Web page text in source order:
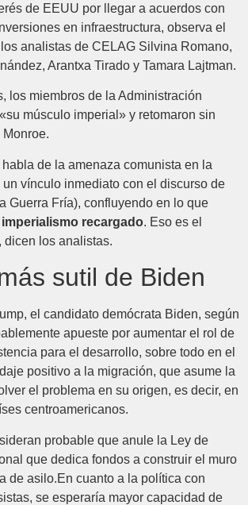
de EEUU por llegar a acuerdos con
en infraestructura, observa el
analistas de CELAG Silvina Romano,
Arantxa Tirado y Tamara Lajtman.
los miembros de la Administración
músculo imperial» y retomaron sin
de la amenaza comunista en la
vínculo inmediato con el discurso de
Guerra Fría), confluyendo en lo que
imperialismo recargado. Eso es el
dicen los analistas.
sutil de Biden
el candidato demócrata Biden, según
apueste por aumentar el rol de
para el desarrollo, sobre todo en el
positivo a la migración, que asume la
el problema en su origen, es decir, en
centroamericanos.
probable que anule la Ley de
que dedica fondos a construir el muro
de asilo.En cuanto a la política con
se esperaría mayor capacidad de